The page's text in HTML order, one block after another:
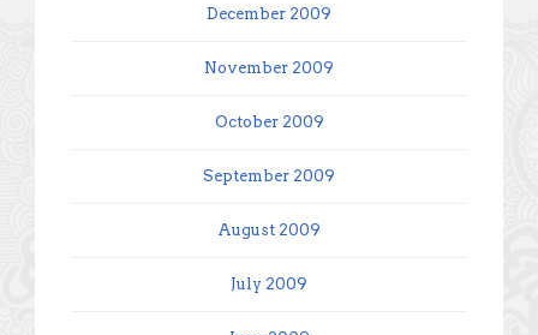
December 2009
November 2009
October 2009
September 2009
August 2009
July 2009